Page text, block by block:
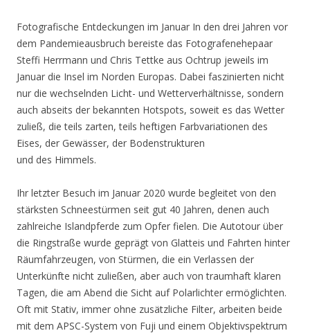
Fotografische Entdeckungen im Januar In den drei Jahren vor
dem Pandemieausbruch bereiste das Fotografenehepaar
Steffi Herrmann und Chris Tettke aus Ochtrup jeweils im
Januar die Insel im Norden Europas. Dabei faszinierten nicht
nur die wechselnden Licht- und Wetterverhältnisse, sondern
auch abseits der bekannten Hotspots, soweit es das Wetter
zuließ, die teils zarten, teils heftigen Farbvariationen des
Eises, der Gewässer, der Bodenstrukturen
und des Himmels.
Ihr letzter Besuch im Januar 2020 wurde begleitet von den
stärksten Schneestürmen seit gut 40 Jahren, denen auch
zahlreiche Islandpferde zum Opfer fielen. Die Autotour über
die Ringstraße wurde geprägt von Glatteis und Fahrten hinter
Räumfahrzeugen, von Stürmen, die ein Verlassen der
Unterkünfte nicht zuließen, aber auch von traumhaft klaren
Tagen, die am Abend die Sicht auf Polarlichter ermöglichten.
Oft mit Stativ, immer ohne zusätzliche Filter, arbeiten beide
mit dem APSC-System von Fuji und einem Objektivspektrum